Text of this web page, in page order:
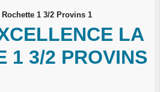
1 3/2 Provins 1
LA
1 3/2 PROVINS